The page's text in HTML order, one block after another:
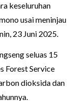
keseluruhan
usai meninjau
23 Juni 2025.
seluas 15
Forest Service
dioksida dan